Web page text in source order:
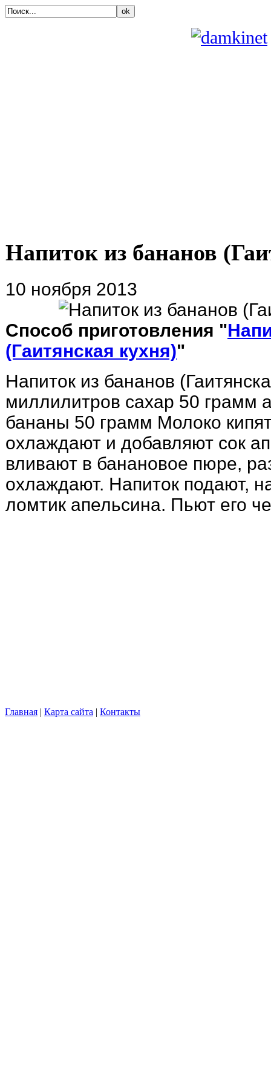
ok
Напиток из бананов
10 ноября 2013
Способ приготовления "
(Гаитянская кухня)"
Напиток из бананов
миллилитров сахар 50 грамм
бананы 50 грамм Молоко
охлаждают и добавляют сок
вливают в банановое пюре,
охлаждают. Напиток подают,
ломтик апельсина. Пьют его
Главная | Карта сайта | Контакты